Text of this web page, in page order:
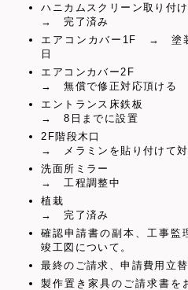
ハニカムスクリーン取り付け
→ 完了済み
エアコンカバー1F → 塗装
日
エアコンカバー2F
→ 無償で修正対応頂ける
エントランス床鉄板
→ 8日までに設置
2F階段木口
→ メラミンを貼り付けて対
洗面所ミラー
→ 工程調整中
植栽
→ 完了済み
確認申請書の副本、工事監
竣工図について。
最終のご請求、申請費用立
製作置き家具のご請求書を